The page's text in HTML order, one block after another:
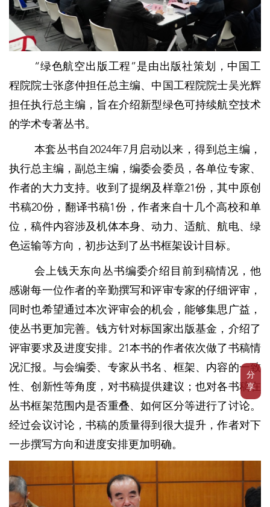
分
享
“绿色航空出版工程”是由出版社策划，中国工
程院院士张彦仲担任总主编、中国工程院院士吴光辉
担任执行总主编，旨在介绍新型绿色可持续航空技术
的学术专著丛书。
本套丛书自2024年7月启动以来，得到总主编，
执行总主编，副总主编，编委会委员，各单位专家、
作者的大力支持。收到了提纲及样章21份，其中原创
书稿20份，翻译书稿1份，作者来自十几个高校和单
位，稿件内容涉及机体本身、动力、适航、航电、绿
色运输等方向，初步达到了丛书框架设计目标。
会上钱天东向丛书编委介绍目前到稿情况，他
感谢每一位作者的辛勤撰写和评审专家的仔细评审，
同时也希望通过本次评审会的机会，能够集思广益，
使丛书更加完善。钱方针对标国家出版基金，介绍了
评审要求及进度安排。21本书的作者依次做了书稿情
况汇报。与会编委、专家从书名、框架、内容的一致
性、创新性等角度，对书稿提供建议；也对各书稿在
丛书框架范围内是否重叠、如何区分等进行了讨论。
经过会议讨论，书稿的质量得到很大提升，作者对下
一步撰写方向和进度安排更加明确。